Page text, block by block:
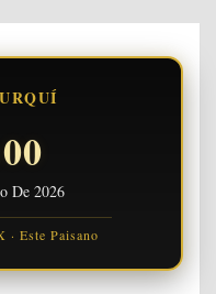
De 2026
Este Paisano